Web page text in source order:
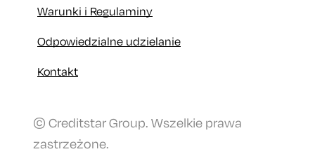
Warunki i Regulaminy
Odpowiedzialne udzielanie
Kontakt
© Creditstar Group. Wszelkie prawa
zastrzeżone.